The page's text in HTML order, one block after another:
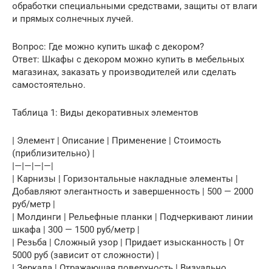
обработки специальными средствами, защиты от влаги
и прямых солнечных лучей.
Вопрос: Где можно купить шкаф с декором?
Ответ: Шкафы с декором можно купить в мебельных
магазинах, заказать у производителей или сделать
самостоятельно.
Таблица 1: Виды декоративных элементов
| Элемент | Описание | Применение | Стоимость
(приблизительно) |
|—|—|—|—|
| Карнизы | Горизонтальные накладные элементы |
Добавляют элегантность и завершенность | 500 — 2000
руб/метр |
| Молдинги | Рельефные планки | Подчеркивают линии
шкафа | 300 — 1500 руб/метр |
| Резьба | Сложный узор | Придает изысканность | От
5000 руб (зависит от сложности) |